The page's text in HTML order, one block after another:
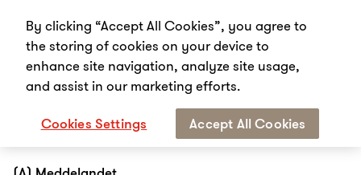
Start Nobias integritetspolicy
Nobias integritetspolicy
By clicking “Accept All Cookies”, you agree to
the storing of cookies on your device to
enhance site navigation, analyze site usage,
and assist in our marketing efforts.
Cookies Settings Accept All Cookies